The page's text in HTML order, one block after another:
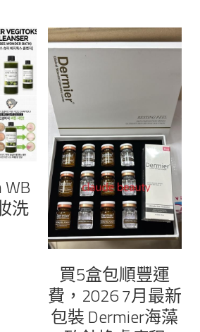
Korean Red Ginseng
WB
洗
買5盒包順豐運
費，2026 7月最新
包裝 Dermier海藻